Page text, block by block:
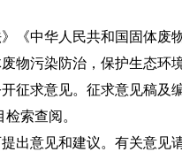
中华人民共和国固体废
物污染防治，保护生态环
征求意见。征求意见稿及
检索查阅。
意见和建议。有关意见